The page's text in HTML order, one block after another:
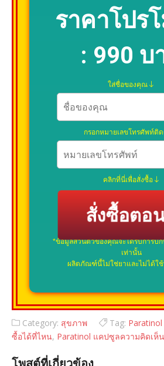
ราคาโปร
: 990 บ
ใส่ชื่อของคุณ
กรอกหมายเลขโทรศัพท์ติ
คลิกที่นี่เพื่อสั่งซื้อ
สั่งซื้อตอ
*ข้อมูลส่วนตัวของคุณจะได้รับการป
เท่านั้น
ผลิตภัณฑ์นี้ไม่ใช่ยาและไม่ได้ใ
Category: สุขภาพ Tag:
ซื้อได้ที่ไหน, Paratinol แคปซูลความคิดเห็น